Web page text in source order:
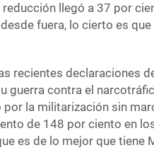
llegó a 37 por
fuera, lo cierto es
recientes declaraciones
guerra contra el
la militarización sin
de 148 por ciento en
es de lo mejor que tiene